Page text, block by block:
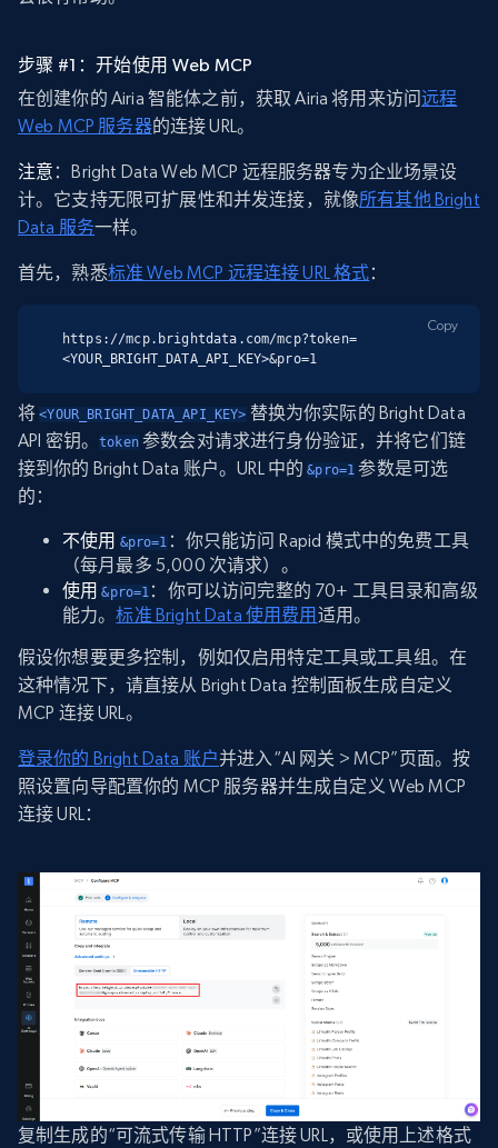
步骤 #1：开始使用 Web MCP
在创建你的 Airia 智能体之前，获取 Airia 将用来访问远程
Web MCP 服务器的连接 URL。
注意 ：Bright Data Web MCP 远程服务器专为企业场景设
计。它支持无限可扩展性和并发连接，就像所有其他 Bright
Data 服务一样。
首先，熟悉标准 Web MCP 远程连接 URL 格式：
https://mcp.brightdata.com/mcp?token=
<YOUR_BRIGHT_DATA_API_KEY>&pro=1
Copy
将<YOUR_BRIGHT_DATA_API_KEY> 替换为你实际的 Bright Data
API 密钥。token参数会对请求进行身份验证，并将它们链
接到你的 Bright Data 账户。URL 中的&pro=1 参数是可选
的：
不使用 &pro=1 ：你只能访问 Rapid 模式中的免费工具
（每月最多 5,000 次请求）。
使用&pro=1 ：你可以访问完整的 70+ 工具目录和高级
能力。标准 Bright Data 使用费用 适用。
假设你想要更多控制，例如仅启用特定工具或工具组。在
这种情况下，请直接从 Bright Data 控制面板生成自定义
MCP 连接 URL。
登录你的 Bright Data 账户并进入“AI 网关 > MCP”页面。按
照设置向导配置你的 MCP 服务器并生成自定义 Web MCP
连接 URL：
复制生成的“可流式传输 HTTP”连接 URL，或使用上述格式